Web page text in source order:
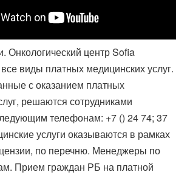
Онкологический центр Sofia
виды платных медицинских услуг.
с оказанием платных
решаются сотрудниками
телефонам: +7 () 24 74; 37
услуги оказываются в рамках
по перечню. Менеджеры по
Прием граждан РБ на платной